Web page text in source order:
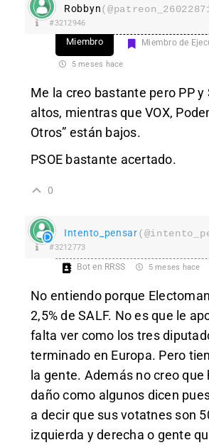
Robbyn
#3212946
Miembro Miembro de
5 meses hace
Me la creo bastante pero PP y
altos, mientras que VOX,
Otros” están bajos.
PSOE bastante acertado.
0
Intento_pensar
#3212773
Bot en RRSS 5 meses hace
No entiendo porque
2,5% de SALF. No es que le
falta ver como los tres
terminado en Europa. Pero
la gente. Además no creo que
daño como algunos dicen
a decir que sus votatnes son
izquierda y derecha o gente